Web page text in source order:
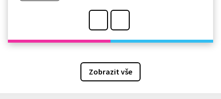
Zobrazit vše